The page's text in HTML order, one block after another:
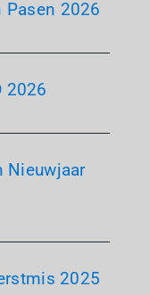
Pasen 2026
2026
Nieuwjaar
2025